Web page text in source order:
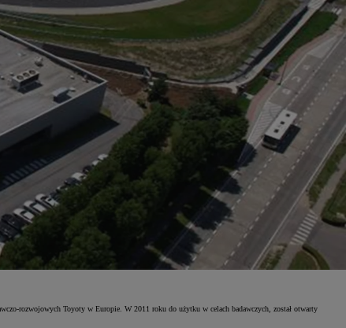
rozwojowych Toyoty w Europie. W 2011 roku do użytku w celach badawczych, został otwarty